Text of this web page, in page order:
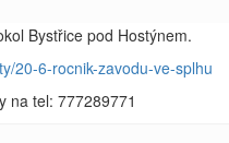
Bystřice pod Hostýnem.
20-6-rocnik-zavodu-ve-splhu
na tel: 777289771